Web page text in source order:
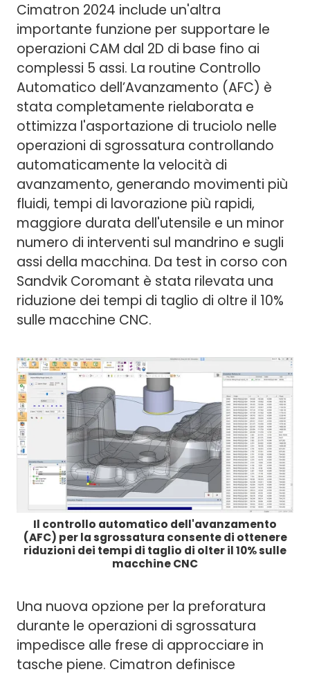
Cimatron 2024 include un'altra
importante funzione per supportare le
operazioni CAM dal 2D di base fino ai
complessi 5 assi. La routine Controllo
Automatico dell’Avanzamento (AFC) è
stata completamente rielaborata e
ottimizza l'asportazione di truciolo nelle
operazioni di sgrossatura controllando
automaticamente la velocità di
avanzamento, generando movimenti più
fluidi, tempi di lavorazione più rapidi,
maggiore durata dell'utensile e un minor
numero di interventi sul mandrino e sugli
assi della macchina. Da test in corso con
Sandvik Coromant è stata rilevata una
riduzione dei tempi di taglio di oltre il 10%
sulle macchine CNC.
Il controllo automatico dell'avanzamento
(AFC) per la sgrossatura consente di ottenere
riduzioni dei tempi di taglio di olter il 10% sulle
macchine CNC
Una nuova opzione per la preforatura
durante le operazioni di sgrossatura
impedisce alle frese di approcciare in
tasche piene. Cimatron definisce